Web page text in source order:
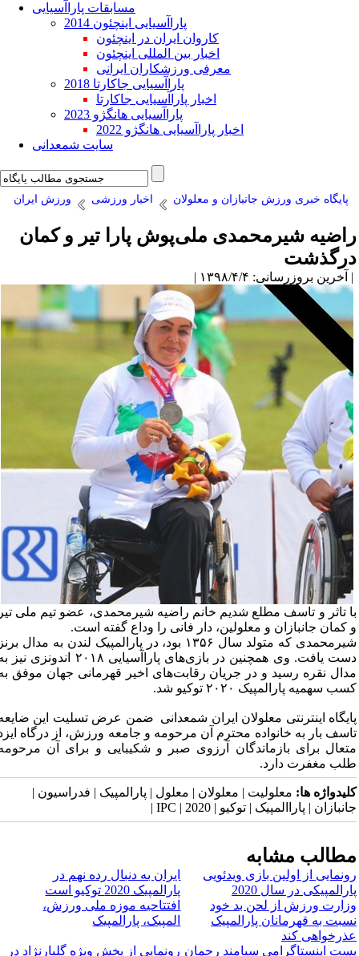
مسابقات پاراآسیایی
پاراآسیایی اینچئون 2014
کاروان ایران در اینچئون
اخبار بین المللی اینچئون
معرفی ورزشکاران ایرانی
پاراآسیایی جاکارتا 2018
اخبار پاراآسیایی جاکارتا
پاراآسیایی هانگژو 2023
اخبار پاراآسیایی هانگژو 2022
سایت شمعدانی
پایگاه خبری ورزش جانبازان و معلولان اخبار ورزشی ورزش ایران
راضیه شیرمحمدی ملی‌پوش پارا تیر و کمان
درگذشت
| آخرین بروزرسانی: ۱۳۹۸/۴/۴ |
با تاثر و تاسف مطلع شدیم خانم راضیه شیرمحمدی، عضو تیم ملی
و کمان جانبازان و معلولین، دار فانی را وداع گفته است.
شیرمحمدی که متولد سال ۱۳۵۶ بود، در پارالمپیک لندن به مدال
دست یافت. وی همچنین در بازی‌های پاراآسیایی ۲۰۱۸ اندونزی
مدال نقره رسید و در جریان رقابت‌های اخیر قهرمانی جهان موفق
کسب سهمیه پارالمپیک ۲۰۲۰ توکیو شد.
پایگاه اینترنتی معلولان ایران شمعدانی ضمن عرض تسلیت این
تاسف بار به خانواده محترم آن مرحومه و جامعه ورزش، از درگاه
متعال برای بازماندگان آرزوی صبر و شکیبایی و برای آن
طلب مغفرت دارد.
کلیدواژه ها: معلولیت | معلولان | معلول | پارالمپیک | فدراسیون |
جانبازان | پاراالمپیک | توکیو | 2020 | IPC |
مطالب مشابه
رونمایی از اولین بازی ویدئویی
پارالمپیکی در سال 2020
​ایران به دنبال رده نهم در
پارالمپیک 2020 توکیو است
وزارت ورزش از لحن بد خود
نسبت به قهرمانان پارالمپیک
عذرخواهی کند
افتتاحیه موزه ملی ورزش،
المپیک، پارالمپیک
پست اینستاگرامی سیامند رحمان رونمایی از بخش ویژه گلبارنژاد در